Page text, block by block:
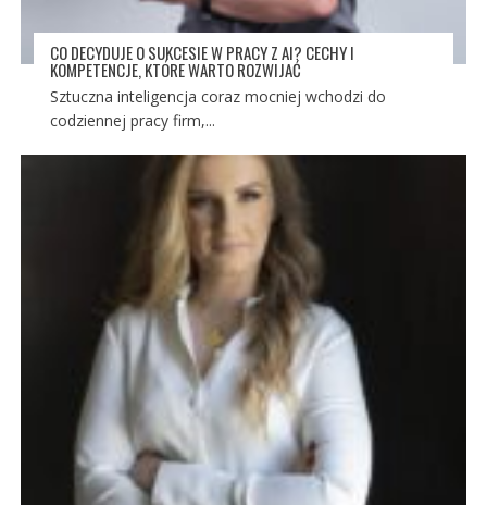
CO DECYDUJE O SUKCESIE W PRACY Z AI? CECHY I
KOMPETENCJE, KTÓRE WARTO ROZWIJAĆ
Sztuczna inteligencja coraz mocniej wchodzi do
codziennej pracy firm,...